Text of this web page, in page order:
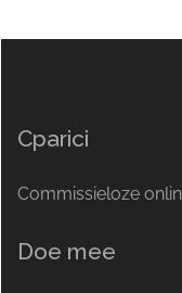
Cparici
Commissieloze
Doe mee